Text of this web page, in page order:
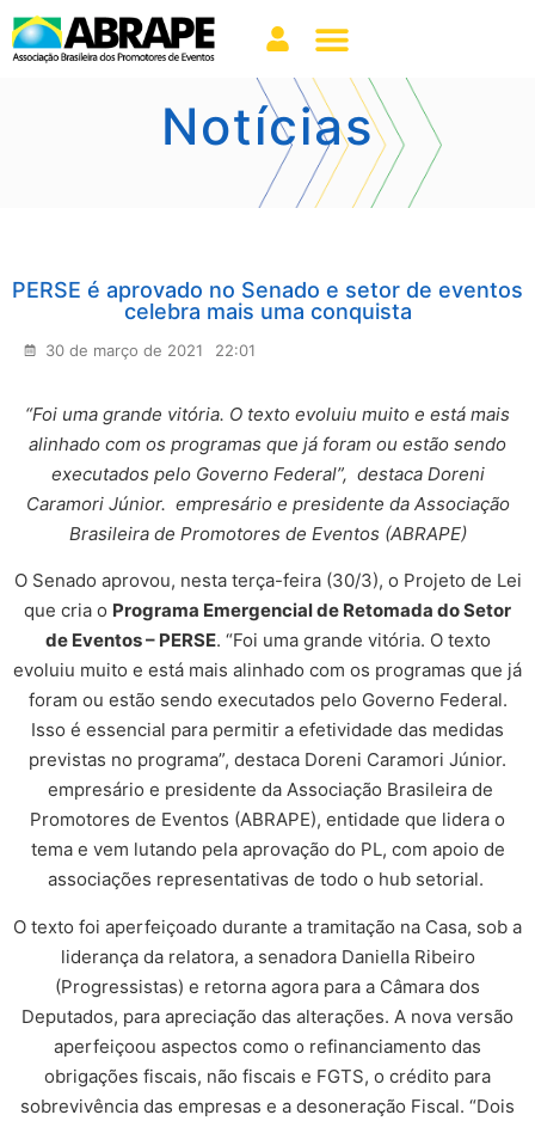
Notícias
PERSE é aprovado no Senado e setor de eventos
celebra mais uma conquista
30 de março de 2021 22:01
“Foi uma grande vitória. O texto evoluiu muito e está mais
alinhado com os programas que já foram ou estão sendo
executados pelo Governo Federal”, destaca Doreni
Caramori Júnior. empresário e presidente da Associação
Brasileira de Promotores de Eventos (ABRAPE)
O Senado aprovou, nesta terça-feira (30/3), o Projeto de Lei
que cria o Programa Emergencial de Retomada do Setor
de Eventos – PERSE. “Foi uma grande vitória. O texto
evoluiu muito e está mais alinhado com os programas que já
foram ou estão sendo executados pelo Governo Federal.
Isso é essencial para permitir a efetividade das medidas
previstas no programa”, destaca Doreni Caramori Júnior.
empresário e presidente da Associação Brasileira de
Promotores de Eventos (ABRAPE), entidade que lidera o
tema e vem lutando pela aprovação do PL, com apoio de
associações representativas de todo o hub setorial.
O texto foi aperfeiçoado durante a tramitação na Casa, sob a
liderança da relatora, a senadora Daniella Ribeiro
(Progressistas) e retorna agora para a Câmara dos
Deputados, para apreciação das alterações. A nova versão
aperfeiçoou aspectos como o refinanciamento das
obrigações fiscais, não fiscais e FGTS, o crédito para
sobrevivência das empresas e a desoneração Fiscal. “Dois